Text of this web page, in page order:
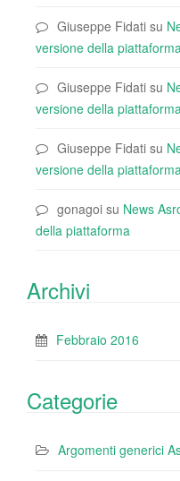
Giuseppe Fidati su
versione della
Giuseppe Fidati su
versione della
Giuseppe Fidati su
versione della
gonagoi su News
della piattaforma
Archivi
Febbraio 2016
Categorie
Argomenti generici